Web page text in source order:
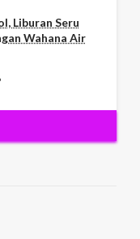
Liburan Seru
Wahana Air